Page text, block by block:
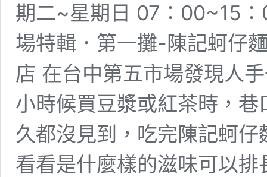
期二~星期日 07：00~15
場特輯．第一攤-陳記蚵仔
店 在台中第五市場發現人
小時候買豆漿或紅茶時，
久都沒見到，吃完陳記蚵
看看是什麼樣的滋味可以